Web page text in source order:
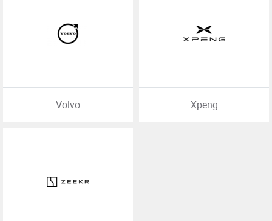
Volvo Xpeng